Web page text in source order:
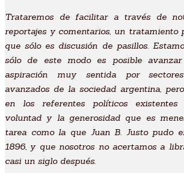
Trataremos de facilitar a través de
reportajes y comentarios, un tratamiento
que sólo es discusión de pasillos.
sólo de este modo es posible
aspiración muy sentida por
avanzados de la sociedad argentina,
en los referentes políticos
voluntad y la generosidad que es
tarea como la que Juan B. Justo pudo
1896, y que nosotros no acertamos a
casi un siglo después.